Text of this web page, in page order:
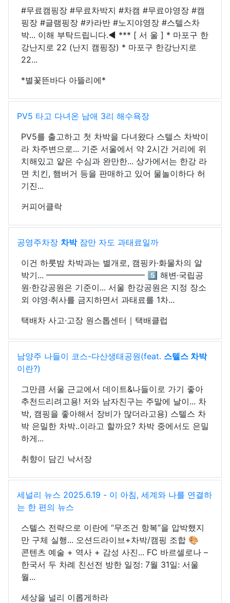
#무료캠핑장 #무료차박지 #차캠 #무료야영장 #캠
핑장 #글램핑장 #카라반 #노지야영장 #스텔스차
박... 이해 부탁드립니다.◀ *** [ 서 울 ] * 마포구 한
강난지로 22 (난지 캠핑장) * 마포구 한강난지로
22...
*별꽃뜬바다 아뜰리에*
PV5 타고 다녀온 남애 3리 해수욕장
PV5를 출고하고 첫 차박을 다녀왔다 스텔스 차박이
라 차주변으로... 기준 서울에서 약 2시간 거리에 위
치해있고 얕은 수심과 완만한... 상가에서는 한강 라
면 치킨, 햄버거 등을 판매하고 있어 물놀이하다 허
기진...
커피어클락
공영주차장 차박잠만 자도 과태료일까
이건 하룻밤 차박과는 별개로, 캠핑카·화물차의 알
박기... ━━━━━━━━━━━━ 5️⃣ 해변·국립공
원·한강공원은 기준이... 서울 한강공원은 지정 장소
외 야영·취사를 금지하면서 과태료를 1차...
택배차 사고·고장 원스톱센터｜택배클럽
남양주 나들이 코스-다산생태공원(feat. 스텔스 차박
이란?)
그만큼 서울 근교에서 데이트&나들이로 가기 좋아
추천드리려고용! 저와 남자친구는 주말에 날이... 차
박, 캠핑을 좋아해서 장비가 많더라고용) 스텔스 차
박 은밀한 차박..이라고 할까요? 차박 중에서도 은밀
하게...
취향이 담긴 낙서장
세널리 뉴스 2025.6.19 - 이 아침, 세계와 나를 연결하
는 한 편의 뉴스
스텔스 전략으로 이란에 “무조건 항복”을 압박했지
만 구체 실행... 오션드라이브+차박/캠핑 조합 🎨
콘텐츠 예술 + 역사 + 감성 사진... FC 바르셀로나 –
한국서 두 차례 친선전 방한 일정: 7월 31일: 서울
월...
세상을 널리 이롭게하라